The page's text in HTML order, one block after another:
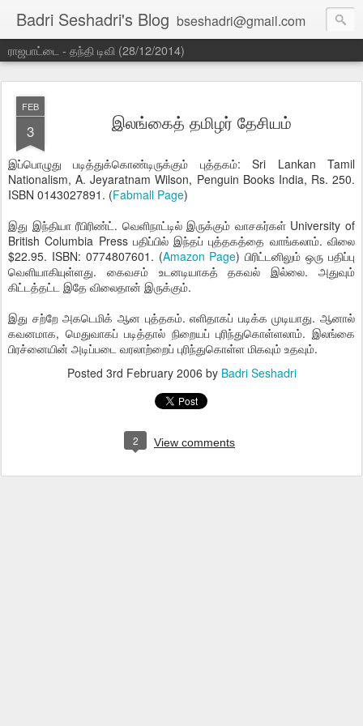
Badri Seshadri's Blog bseshadri@gmail.com
ராஜபாட்டை - தந்தி டிவி (28/12/2014)
FEB
3 இலங்கைத் தமிழர் தேசியம்
இப்பொழுது படித்துக்கொண்டிருக்கும் புத்தகம்: Sri Lankan Tamil
Nationalism, A. Jeyaratnam Wilson, Penguin Books India, Rs. 250.
ISBN 0143027891. (Fabmall Page)
இது இந்தியா ரீபிரிண்ட். வெளிநாட்டில் இருக்கும் வாசகர்கள் University of
British Columbia Press பதிப்பில் இந்தப் புத்தகத்தை வாங்கலாம். விலை
$22.95. ISBN: 0774807601. (Amazon Page) பிரிட்டனிலும் ஒரு பதிப்பு
வெளியாகியுள்ளது. கைவசம் உடனடியாகத் தகவல் இல்லை. அதுவும்
கிட்டத்தட்ட இதே விலைதான் இருக்கும்.
இது சற்றே அகடெமிக் ஆன புத்தகம். எளிதாகப் படிக்க முடியாது. ஆனால்
கவனமாக, மெதுவாகப் படித்தால் நிறையப் புரிந்துகொள்ளலாம். இலங்கை
பிரச்னையின் அடிப்படை வரலாற்றைப் புரிந்துகொள்ள மிகவும் உதவும்.
Posted 3rd February 2006 by Badri Seshadri
2 View comments